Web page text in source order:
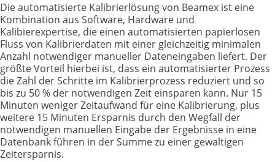
Die automatisierte Kalibrierlösung von Beamex ist eine
Kombination aus Software, Hardware und
Kalibierexpertise, die einen automatisierten papierlosen
Fluss von Kalibrierdaten mit einer gleichzeitig minimalen
Anzahl notwendiger manueller Dateneingaben liefert. Der
größte Vorteil hierbei ist, dass ein automatisierter Prozess
die Zahl der Schritte im Kalibrierprozess reduziert und so
bis zu 50 % der notwendigen Zeit einsparen kann. Nur 15
Minuten weniger Zeitaufwand für eine Kalibrierung, plus
weitere 15 Minuten Ersparnis durch den Wegfall der
notwendigen manuellen Eingabe der Ergebnisse in eine
Datenbank führen in der Summe zu einer gewaltigen
Zeitersparnis.